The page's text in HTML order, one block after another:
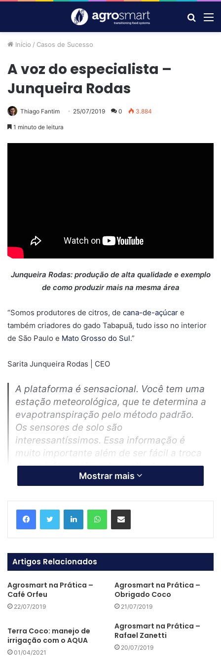
por
Início / Casos de Sucesso
A voz do especialista –
Junqueira Rodas
Thiago Fantim 25/07/2019 0 3.884
1 minuto de leitura
Junqueira Rodas: produção de alta qualidade e exemplo
de como produzir mais na mesma área
“Somos produtores de citros, de cana-de-açúcar e
também criadores do gado Tabapuã, tudo isso no interior
de São Paulo e Mato Grosso do Sul.”
Sarita Junqueira Rodas | CEO
A plataforma é sensacional. Você tem uma
estação meteorológica, que te determina a
evapotranspiração pelo método padrão.
Os sensores de solo são
interessantíssimos. Essa informação é
muito importante além de ser fácil a troca
dessa informação entre o cliente e a
Tecnologia simplificada na
mão do produtor
“Nossa busca é acreditar que a tecnologia, a agricultura
digital, vai nos fazer produzir o dobro ou o triplo na mesma
área, porque espaço não se cria.”
Sarita Junqueira Rodas | CEO
Mostrar mais
Linkedin WhatsApp
Artigos Relacionados
Agrosmart na Prática –
Café Orfeu
22/07/2019
Agrosmart na Prática –
Obrigado Coco
21/07/2019
Terra Coco: manejo de
irrigação com o AQUA
01/04/2021
Agrosmart na Prática –
Rafael Zanetti
20/07/2019